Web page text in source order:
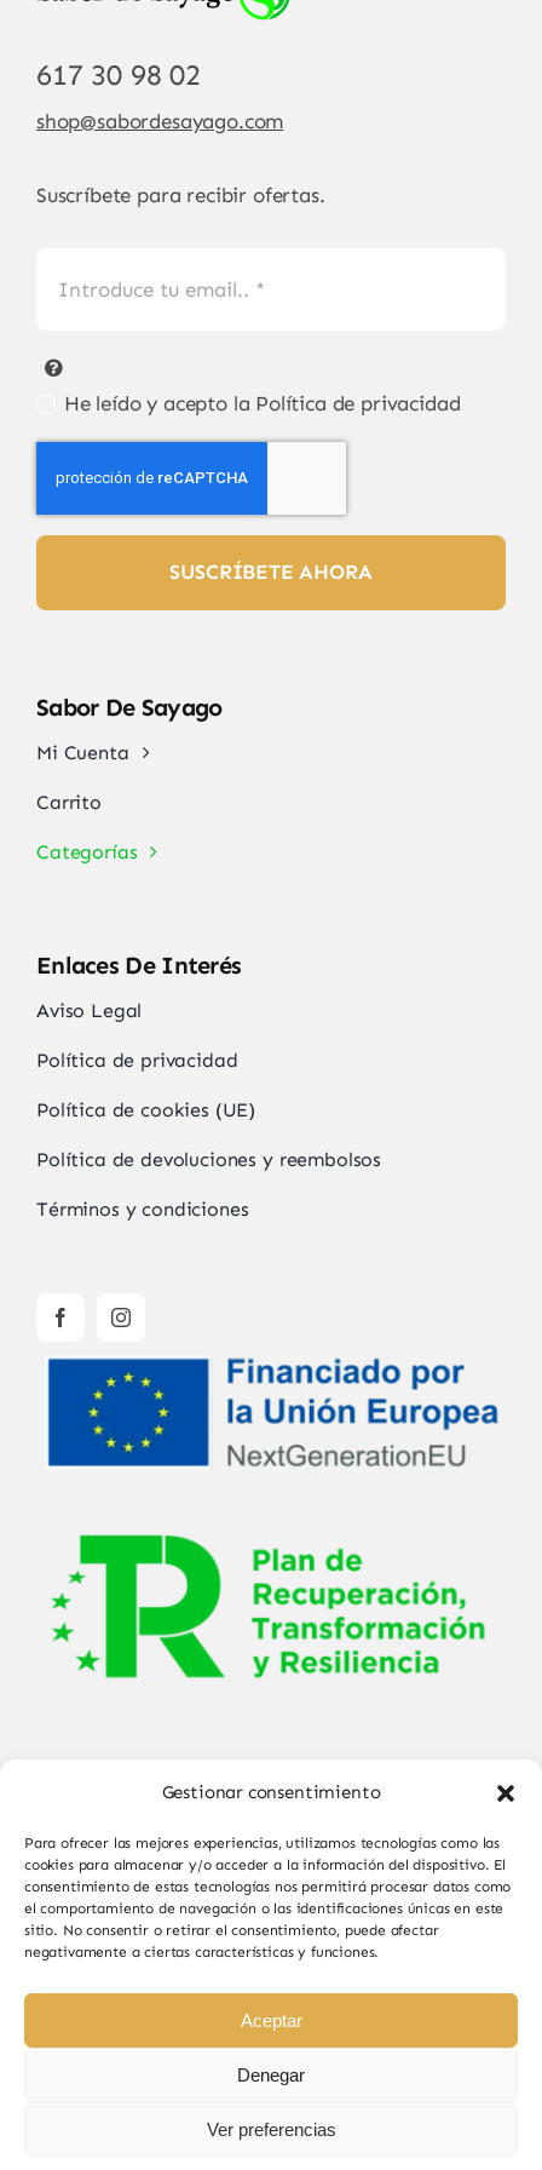
Gestionar consentimiento
Para ofrecer las mejores experiencias, utilizamos tecnologías como las
cookies para almacenar y/o acceder a la información del dispositivo. El
consentimiento de estas tecnologías nos permitirá procesar datos como
el comportamiento de navegación o las identificaciones únicas en este
sitio. No consentir o retirar el consentimiento, puede afectar
negativamente a ciertas características y funciones.
Aceptar
Denegar
Ver preferencias
617 30 98 02
shop@sabordesayago.com
Suscríbete para recibir ofertas.
He leído y acepto la Política de privacidad
SUSCRÍBETE AHORA
Sabor De Sayago
Mi Cuenta
Carrito
Categorías
Enlaces De Interés
Aviso Legal
Política de privacidad
Política de cookies (UE)
Política de devoluciones y reembolsos
Términos y condiciones
© Copyright 2025 - 2026•Sabor de Sayago
Todos los derechos reservados • Diseño por
Paginas Web Iván González
Sabor de Sayago en Bermillo de Sayago, productos